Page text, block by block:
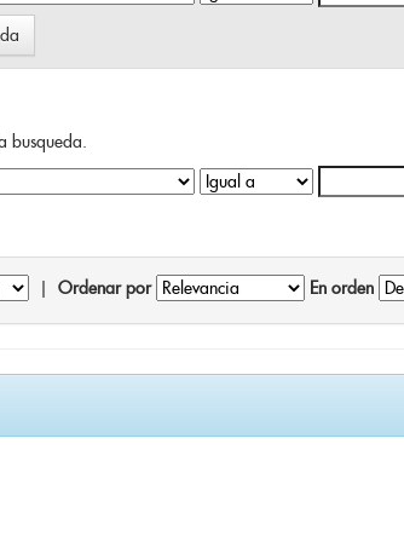
busqueda.
Ordenar por En orden